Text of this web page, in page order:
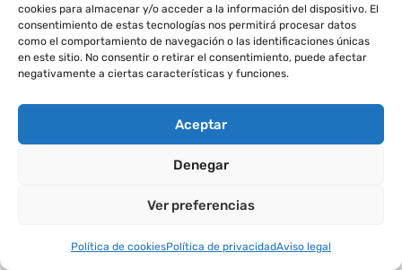
cookies para almacenar y/o acceder a la información del dispositivo. El
consentimiento de estas tecnologías nos permitirá procesar datos
como el comportamiento de navegación o las identificaciones únicas
en este sitio. No consentir o retirar el consentimiento, puede afectar
negativamente a ciertas características y funciones.
Aceptar
Denegar
Ver preferencias
Política de cookiesPolítica de privacidadAviso legal